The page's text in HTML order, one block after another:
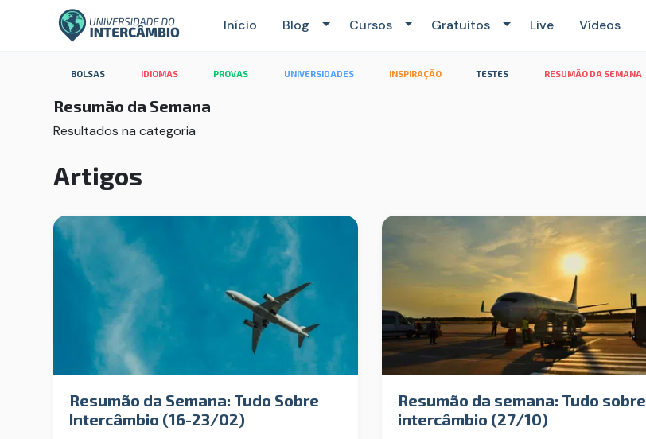
Início Blog Cursos Gratuitos Live Vídeos
Categoria: Resumão da Semana
BOLSAS IDIOMAS PROVAS UNIVERSIDADES INSPIRAÇÃO TESTES RESUMÃO DA SEMANA
Resumão da Semana
Resultados na categoria
Artigos
Resumão da Semana: Tudo Sobre
Intercâmbio (16-23/02)
Resumão da semana: Tudo sobre
intercâmbio (27/10)